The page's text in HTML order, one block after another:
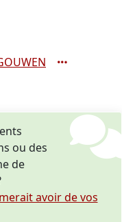
ou des
de
avoir de vos